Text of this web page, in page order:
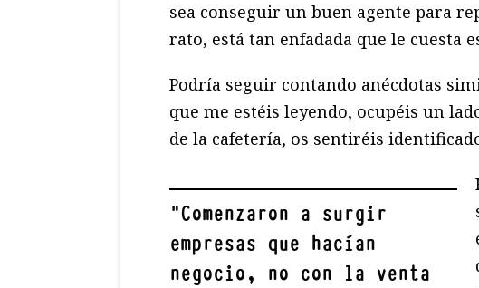
sea conseguir un buen agente para
rato, está tan enfadada que le cuesta
Podría seguir contando anécdotas
que me estéis leyendo, ocupéis un
de la cafetería, os sentiréis
"Comenzaron a surgir
empresas que hacían
negocio, no con la venta